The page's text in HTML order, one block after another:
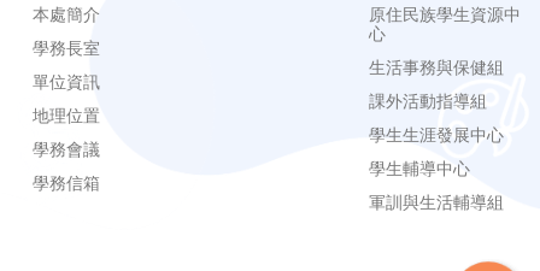
本處簡介
學務長室
單位資訊
地理位置
學務會議
學務信箱
原住民族學生資源中
心
生活事務與保健組
課外活動指導組
學生生涯發展中心
學生輔導中心
軍訓與生活輔導組